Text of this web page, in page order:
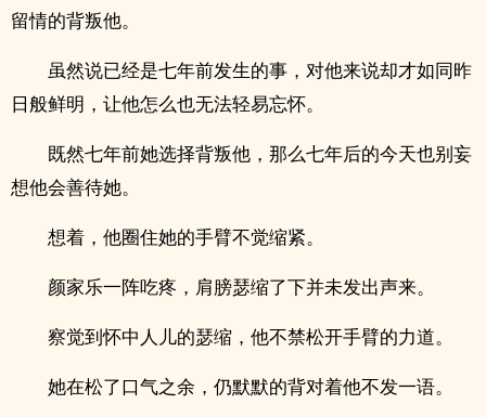
留情的背叛他。
虽然说已经是七年前发生的事，对他来说却才如同昨
日般鲜明，让他怎么也无法轻易忘怀。
既然七年前她选择背叛他，那么七年后的今天也别妄
想他会善待她。
想着，他圈住她的手臂不觉缩紧。
颜家乐一阵吃疼，肩膀瑟缩了下并未发出声来。
察觉到怀中人儿的瑟缩，他不禁松开手臂的力道。
她在松了口气之余，仍默默的背对着他不发一语。